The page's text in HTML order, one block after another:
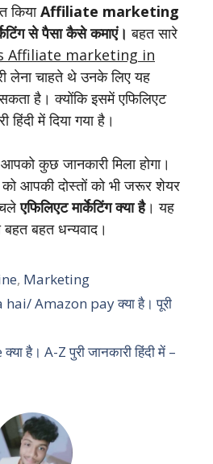
कियाAffiliate marketing
से पैसा कैसे कमाएं। बहत सारे
Affiliate marketing in
लेना चाहते थे उनके लिए यह
है। क्योंकि इसमें एफिलिएट
हिंदी में दिया गया है।
कुछ जानकारी मिला होगा।
आपकी दोस्तों को भी जरूर शेयर
चलेएफिलिएट मार्केटिंग क्या है। यह
बहत धन्यवाद।
, Marketing
Amazon pay क्या है। पूरी
है। A-Z पुरी जानकारी हिंदी में –